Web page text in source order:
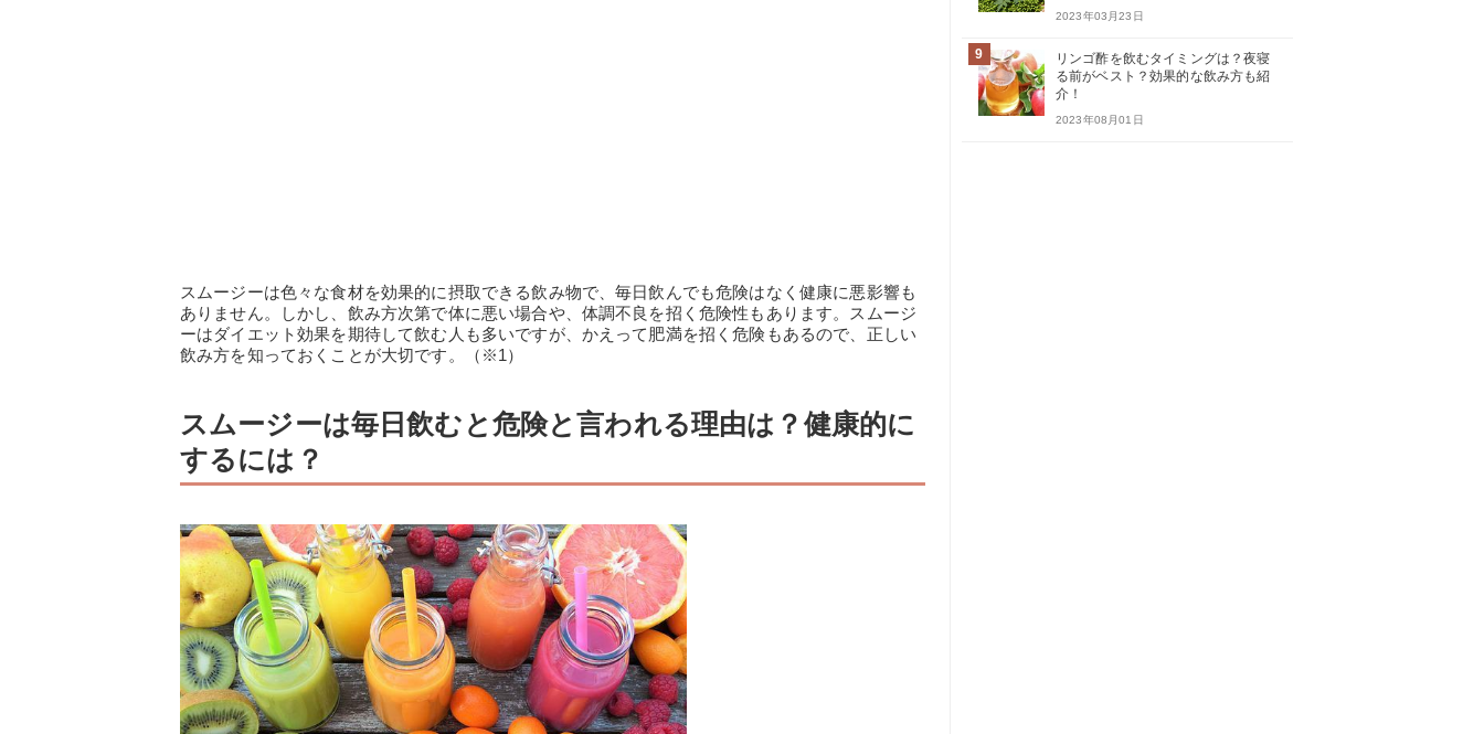
スムージーは色々な食材を効果的に摂取できる飲み物で、毎日飲んでも危険はなく健康に悪影響も
ありません。しかし、飲み方次第で体に悪い場合や、体調不良を招く危険性もあります。スムージ
ーはダイエット効果を期待して飲む人も多いですが、かえって肥満を招く危険もあるので、正しい
飲み方を知っておくことが大切です。（※1）
スムージーは毎日飲むと危険と言われる理由は？健康的に
するには？
2023年03月23日
9
リンゴ酢を飲むタイミングは？夜寝
る前がベスト？効果的な飲み方も紹
介！
2023年08月01日